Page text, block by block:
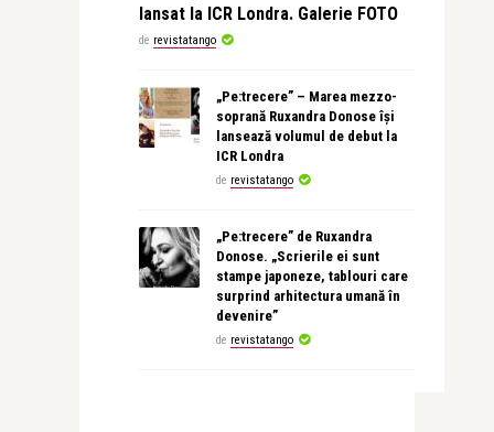
lansat la ICR Londra. Galerie FOTO
de revistatango
„Pe:trecere” – Marea mezzo-
soprană Ruxandra Donose își
lansează volumul de debut la
ICR Londra
de revistatango
„Pe:trecere” de Ruxandra
Donose. „Scrierile ei sunt
stampe japoneze, tablouri care
surprind arhitectura umană în
devenire”
de revistatango